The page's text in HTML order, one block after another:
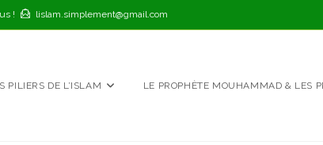
! lislam.simplement@gmail.com
PILIERS DE L’ISLAM LE PROPHÈTE MOUHAMMAD & LES